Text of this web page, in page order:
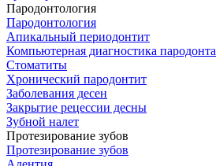
Пародонтология
Пародонтология
Апикальный периодонтит
Компьютерная диагностика пародонта
Стоматиты
Хронический пародонтит
Заболевания десен
Закрытие рецессии десны
Зубной налет
Протезирование зубов
Протезирование зубов